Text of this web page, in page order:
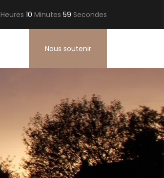
Heures 10 Minutes 58 Secondes
Nous soutenir